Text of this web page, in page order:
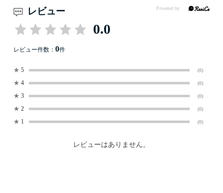
レビュー
0.0
レビュー件数： 0件
★ 5 (0)
★ 4 (0)
★ 3 (0)
★ 2 (0)
★ 1 (0)
レビューはありません。